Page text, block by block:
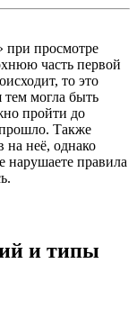
при просмотре
часть первой
то это
тем могла быть
пройти до
Также
на неё, однако
нарушаете правила
и типы